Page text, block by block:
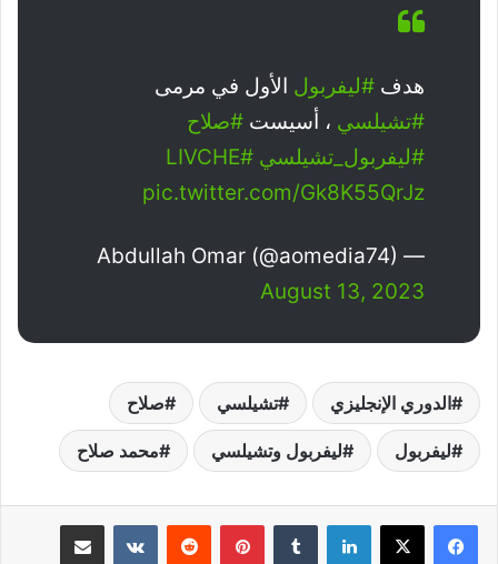
هدف #ليفربول الأول في مرمى
#تشيلسي ، أسيست #صلاح
#ليفربول_تشيلسي #LIVCHE
pic.twitter.com/Gk8K55QrJz
— Abdullah Omar (@aomedia74)
August 13, 2023
الدوري الإنجليزي تشيلسي صلاح
ليفربول ليفربول وتشيلسي محمد صلاح
لينكدإن بينتيريست